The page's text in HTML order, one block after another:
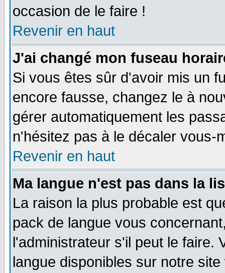
occasion de le faire !
Revenir en haut
J'ai changé mon fuseau
Si vous êtes sûr d'avoir mis un
encore fausse, changez le à
gérer automatiquement les
n'hésitez pas à le décaler vous-
Revenir en haut
Ma langue n'est pas dans la
La raison la plus probable est
pack de langue vous
l'administrateur s'il peut le faire.
langue disponibles sur notre site